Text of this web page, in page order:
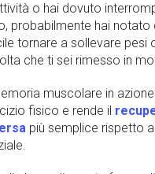
o hai dovuto
probabilmente hai
tornare a sollevare pesi
che ti sei rimesso in
muscolare in
fisico e rende il
più semplice rispetto